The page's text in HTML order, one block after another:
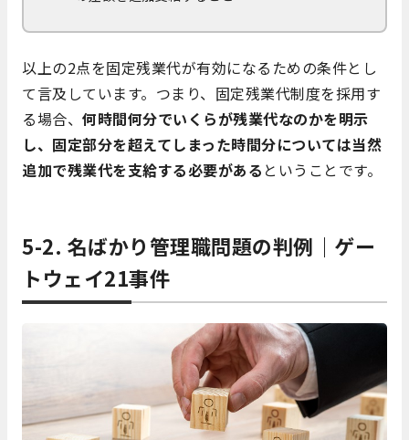
以上の2点を固定残業代が有効になるための条件とし
て言及しています。つまり、固定残業代制度を採用す
る場合、 何時間何分でいくらが残業代なのかを明示
し、固定部分を超えてしまった時間分については当然
追加で残業代を支給する必要がある ということです。
5-2. 名ばかり管理職問題の判例｜ゲー
トウェイ21事件